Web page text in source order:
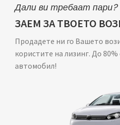
Дали ви требаат пари?
ЗАЕМ ЗА ТВОЕТО
Продадете ни го Вашето
користите на лизинг. До
автомобил!